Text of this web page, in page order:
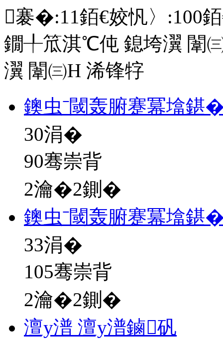
褰�:11銆€姣忛〉:100
鐗╀笟淇℃伅 鎴垮瀷 闈
瀷 闈㈢Н 浠锋牸
鐭虫ˉ閾轰腑蹇冪墖
30涓�
90骞崇背
2瀹�2鍘�
鐭虫ˉ閾轰腑蹇冪墖鍖
33涓�
105骞崇背
2瀹�2鍘�
澶у潽 澶у潽鏀矾